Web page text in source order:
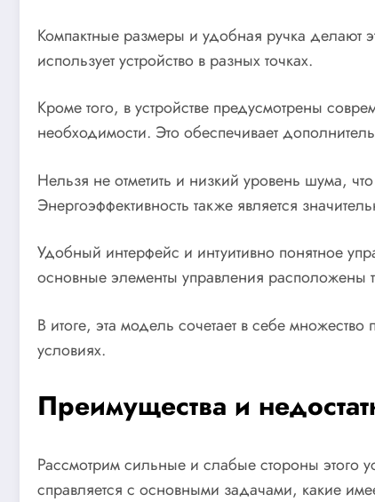
Компактные размеры и удобная ручка делают
использует устройство в разных точках.
Кроме того, в устройстве предусмотрены
необходимости. Это обеспечивает
Нельзя не отметить и низкий уровень шума,
Энергоэффективность также является
Удобный интерфейс и интуитивно понятное
основные элементы управления
В итоге, эта модель сочетает в себе
условиях.
Преимущества и
Рассмотрим сильные и слабые стороны этого
справляется с основными задачами, какие